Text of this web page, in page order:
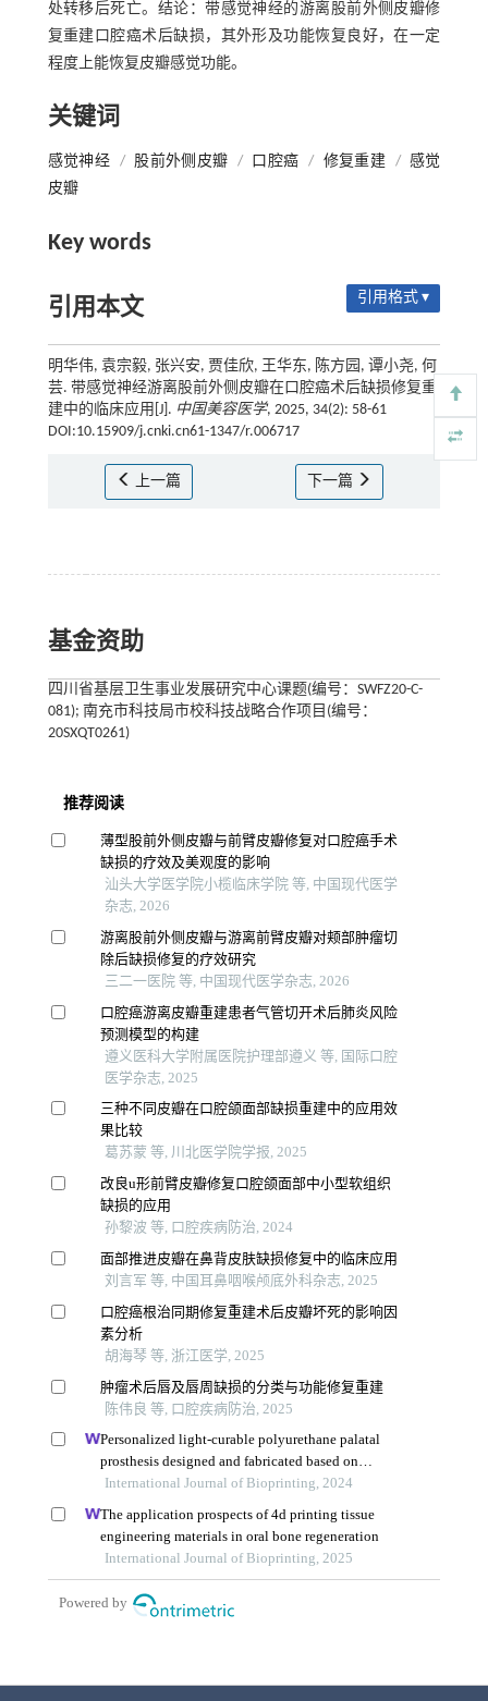
处转移后死亡。结论：带感觉神经的游离股前外侧皮瓣修
复重建口腔癌术后缺损，其外形及功能恢复良好，在一定
程度上能恢复皮瓣感觉功能。
关键词
感觉神经 / 股前外侧皮瓣 / 口腔癌 / 修复重建 / 感觉
皮瓣
Key words
引用本文 引用格式 ▾
明华伟, 袁宗毅, 张兴安, 贾佳欣, 王华东, 陈方园, 谭小尧, 何
芸. 带感觉神经游离股前外侧皮瓣在口腔癌术后缺损修复重
建中的临床应用[J]. 中国美容医学, 2025, 34(2): 58-61
DOI:10.15909/j.cnki.cn61-1347/r.006717
上一篇 下一篇
基金资助
四川省基层卫生事业发展研究中心课题(编号：SWFZ20-C-
081); 南充市科技局市校科技战略合作项目(编号：
20SXQT0261)